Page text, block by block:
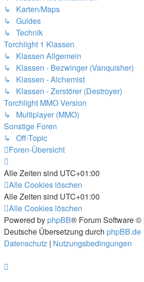
↳ Karten/Maps
↳ Guides
↳ Technik
Torchlight 1 Klassen
↳ Klassen Allgemein
↳ Klassen - Bezwinger (Vanquisher)
↳ Klassen - Alchemist
↳ Klassen - Zerstörer (Destroyer)
Torchlight MMO Version
↳ Multiplayer (MMO)
Sonstige Foren
↳ Off-Topic
Foren-Übersicht
Alle Zeiten sind UTC+01:00
Alle Cookies löschen
Alle Zeiten sind UTC+01:00
Alle Cookies löschen
Powered by phpBB® Forum Software ©
Deutsche Übersetzung durch phpBB.de
Datenschutz | Nutzungsbedingungen